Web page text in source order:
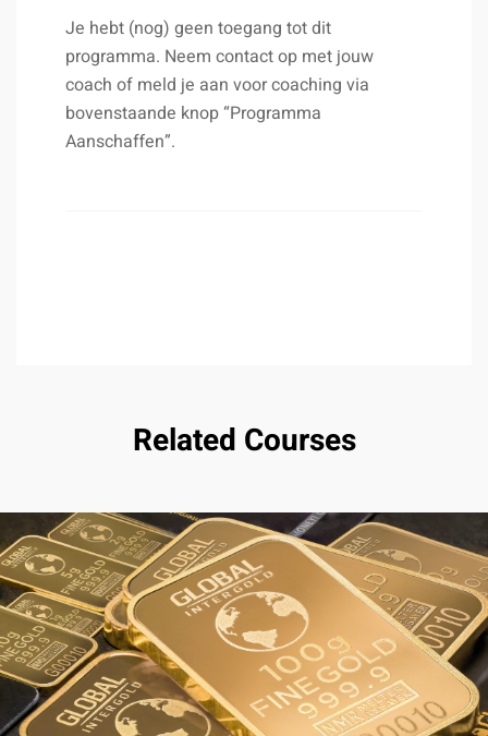
Je hebt (nog) geen toegang tot dit
programma. Neem contact op met jouw
coach of meld je aan voor coaching via
bovenstaande knop “Programma
Aanschaffen”.
Related Courses